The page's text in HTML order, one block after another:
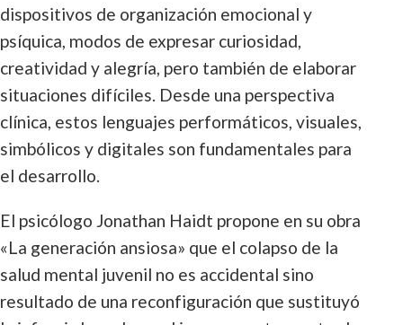
dispositivos de organización emocional y
psíquica, modos de expresar curiosidad,
creatividad y alegría, pero también de elaborar
situaciones difíciles. Desde una perspectiva
clínica, estos lenguajes performáticos, visuales,
simbólicos y digitales son fundamentales para
el desarrollo.
El psicólogo Jonathan Haidt propone en su obra
«La generación ansiosa» que el colapso de la
salud mental juvenil no es accidental sino
resultado de una reconfiguración que sustituyó